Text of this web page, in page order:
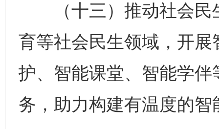
（十三）推动社会民
育等社会民生领域，开
护、智能课堂、智能学
务，助力构建有温度的智